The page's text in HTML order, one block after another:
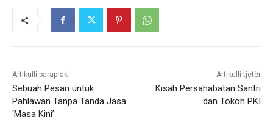
Artikulli paraprak
Sebuah Pesan untuk
Pahlawan Tanpa Tanda Jasa
‘Masa Kini’
Artikulli tjetër
Kisah Persahabatan Santri
dan Tokoh PKI